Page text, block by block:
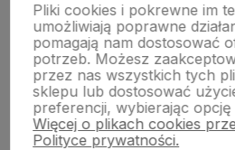
O nas
Pliki cookies i pokrewne im
umożliwiają poprawne
pomagają nam dostosować
potrzeb. Możesz
przez nas wszystkich tych
sklepu lub dostosować
preferencji, wybierając
Więcej o plikach cookies
Polityce prywatności.